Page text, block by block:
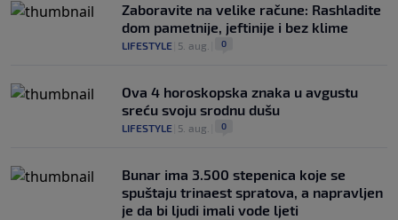
Zaboravite na velike račune: Rashladite
dom pametnije, jeftinije i bez klime
LIFESTYLE 5. aug. 0
Ova 4 horoskopska znaka u avgustu
sreću svoju srodnu dušu
LIFESTYLE 5. aug. 0
Bunar imа 3.500 stepenica koje se
spuštaju trinaest spratova, a napravljen
je da bi ljudi imali vode ljeti